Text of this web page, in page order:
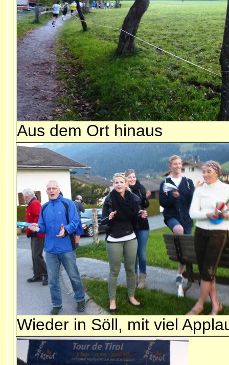
Aus dem Ort hinaus
Wieder in Söll, mit viel